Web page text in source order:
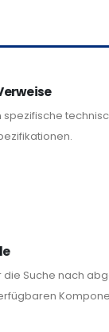
spezifische
die Suche nach